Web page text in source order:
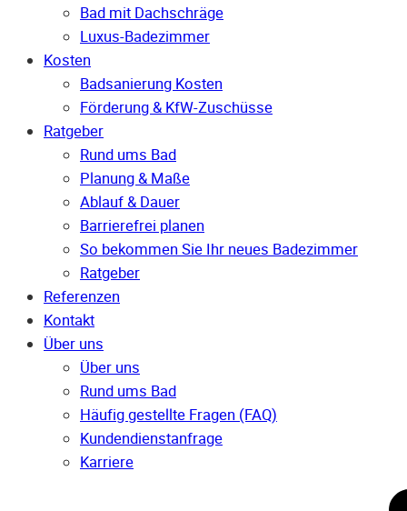
Bad mit Dachschräge
Luxus-Badezimmer
Kosten
Badsanierung Kosten
Förderung & KfW-Zuschüsse
Ratgeber
Rund ums Bad
Planung & Maße
Ablauf & Dauer
Barrierefrei planen
So bekommen Sie Ihr neues Badezimmer
Ratgeber
Referenzen
Kontakt
Über uns
Über uns
Rund ums Bad
Häufig gestellte Fragen (FAQ)
Kunden­dienst­anfrage
Karriere